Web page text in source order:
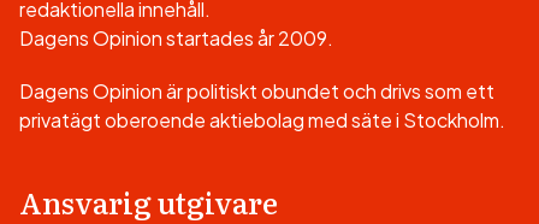
redaktionella innehåll.
Dagens Opinion startades år 2009.
Dagens Opinion är politiskt obundet och drivs som ett
privatägt oberoende aktiebolag med säte i Stockholm.
Ansvarig utgivare